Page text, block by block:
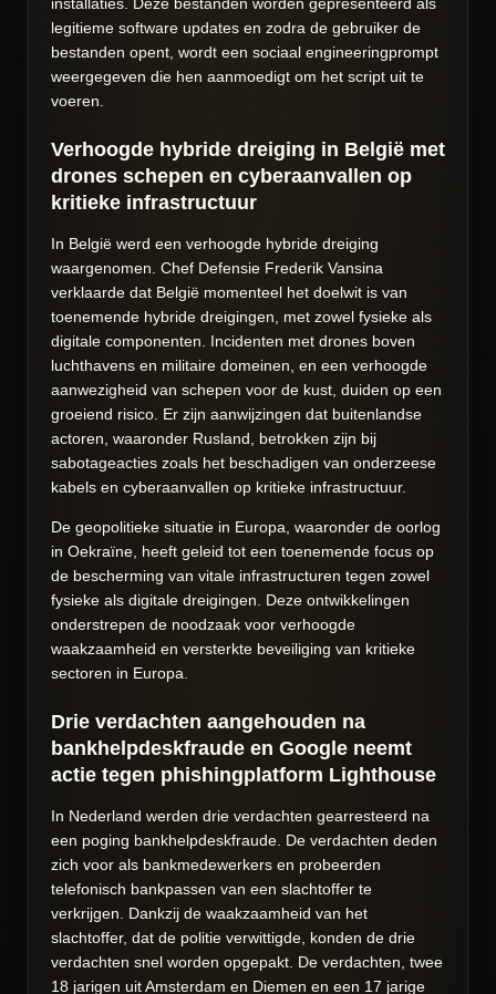
installaties. Deze bestanden worden gepresenteerd als
legitieme software updates en zodra de gebruiker de
bestanden opent, wordt een sociaal engineeringprompt
weergegeven die hen aanmoedigt om het script uit te
voeren.
Verhoogde hybride dreiging in België met
drones schepen en cyberaanvallen op
kritieke infrastructuur
In België werd een verhoogde hybride dreiging
waargenomen. Chef Defensie Frederik Vansina
verklaarde dat België momenteel het doelwit is van
toenemende hybride dreigingen, met zowel fysieke als
digitale componenten. Incidenten met drones boven
luchthavens en militaire domeinen, en een verhoogde
aanwezigheid van schepen voor de kust, duiden op een
groeiend risico. Er zijn aanwijzingen dat buitenlandse
actoren, waaronder Rusland, betrokken zijn bij
sabotageacties zoals het beschadigen van onderzeese
kabels en cyberaanvallen op kritieke infrastructuur.
De geopolitieke situatie in Europa, waaronder de oorlog
in Oekraïne, heeft geleid tot een toenemende focus op
de bescherming van vitale infrastructuren tegen zowel
fysieke als digitale dreigingen. Deze ontwikkelingen
onderstrepen de noodzaak voor verhoogde
waakzaamheid en versterkte beveiliging van kritieke
sectoren in Europa.
Drie verdachten aangehouden na
bankhelpdeskfraude en Google neemt
actie tegen phishingplatform Lighthouse
In Nederland werden drie verdachten gearresteerd na
een poging bankhelpdeskfraude. De verdachten deden
zich voor als bankmedewerkers en probeerden
telefonisch bankpassen van een slachtoffer te
verkrijgen. Dankzij de waakzaamheid van het
slachtoffer, dat de politie verwittigde, konden de drie
verdachten snel worden opgepakt. De verdachten, twee
18 jarigen uit Amsterdam en Diemen en een 17 jarige